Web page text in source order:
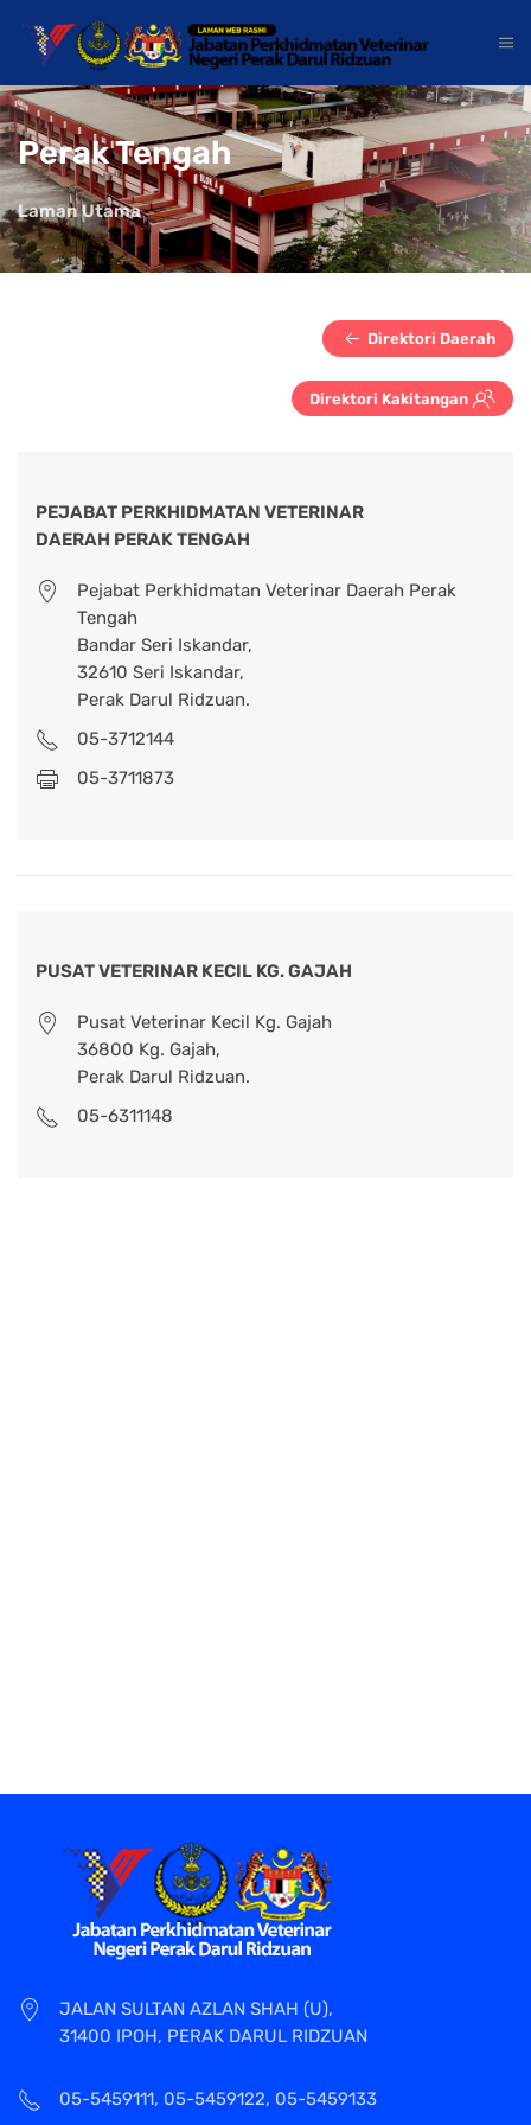
Perak Tengah
Laman Utama
Direktori Daerah
Direktori Kakitangan
PEJABAT PERKHIDMATAN VETERINAR
DAERAH PERAK TENGAH
Pejabat Perkhidmatan Veterinar Daerah Perak
Tengah
Bandar Seri Iskandar,
32610 Seri Iskandar,
Perak Darul Ridzuan.
05-3712144
05-3711873
PUSAT VETERINAR KECIL KG. GAJAH
Pusat Veterinar Kecil Kg. Gajah
36800 Kg. Gajah,
Perak Darul Ridzuan.
05-6311148
JALAN SULTAN AZLAN SHAH (U),
31400 IPOH, PERAK DARUL RIDZUAN
05-5459111, 05-5459122, 05-5459133